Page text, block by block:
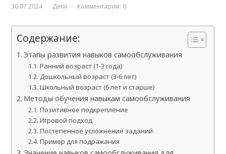
30.07.2024 Дети Комментарии: 0
Содержание:
Этапы развития навыков самообслуживания
Ранний возраст (1-3 года)
Дошкольный возраст (3-6 лет)
Школьный возраст (6 лет и старше)
Методы обучения навыкам самообслуживания
Позитивное подкрепление
Игровой подход
Постепенное усложнение заданий
Пример для подражания